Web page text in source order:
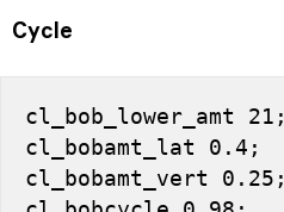
Cycle
cl_bob_lower_amt 21;
cl_bobamt_lat 0.4;
cl_bobamt_vert 0.25;